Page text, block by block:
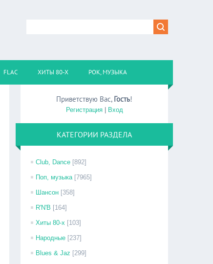
FLAC ХИТЫ 80-Х РОК, МУЗЫКА
Приветствую Вас, Гость!
Регистрация| Вход
КАТЕГОРИИ РАЗДЕЛА
Club, Dance [892]
Поп, музыка [7965]
Шансон [358]
R'N'B [164]
Хиты 80-х [103]
Народные [237]
Blues & Jaz [299]